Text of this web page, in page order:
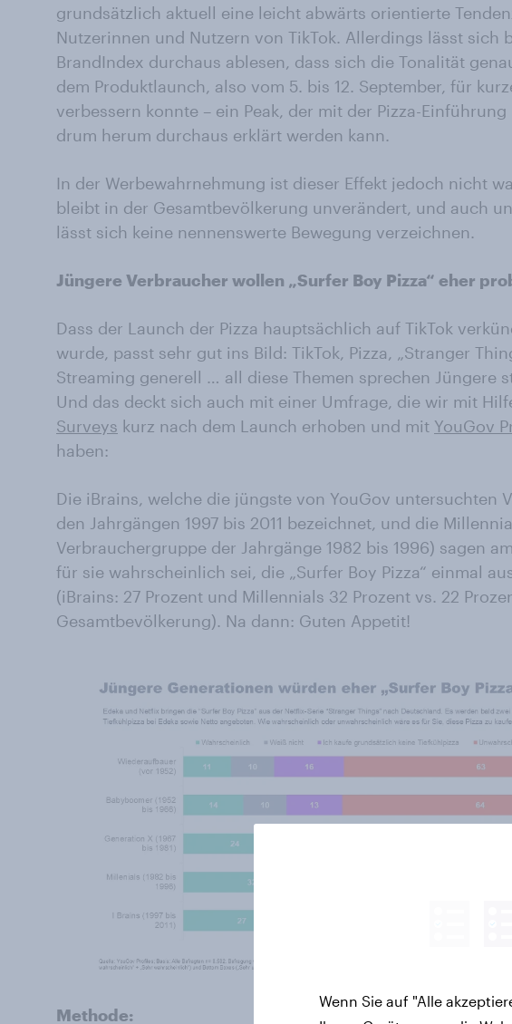
grundsätzlich aktuell eine leicht abwärts orientierte
Nutzerinnen und Nutzern von TikTok. Allerdings lässt sich
BrandIndex durchaus ablesen, dass sich die Tonalität
dem Produktlaunch, also vom 5. bis 12. September, für
verbessern konnte – ein Peak, der mit der Pizza-
drum herum durchaus erklärt werden kann.
In der Werbewahrnehmung ist dieser Effekt jedoch nicht
bleibt in der Gesamtbevölkerung unverändert, und auch
lässt sich keine nennenswerte Bewegung verzeichnen.
Jüngere Verbraucher wollen „Surfer Boy Pizza“ eher
Dass der Launch der Pizza hauptsächlich auf TikTok
wurde, passt sehr gut ins Bild: TikTok, Pizza, „Stranger
Streaming generell … all diese Themen sprechen Jüngere
Und das deckt sich auch mit einer Umfrage, die wir mit
Surveys kurz nach dem Launch erhoben und mit YouGov
haben:
Die iBrains, welche die jüngste von YouGov untersuchten
den Jahrgängen 1997 bis 2011 bezeichnet, und die
Verbrauchergruppe der Jahrgänge 1982 bis 1996) sagen
für sie wahrscheinlich sei, die „Surfer Boy Pizza“ einmal
(iBrains: 27 Prozent und Millennials 32 Prozent vs. 22
Gesamtbevölkerung). Na dann: Guten Appetit!
Methode:
Wenn Sie auf "Alle